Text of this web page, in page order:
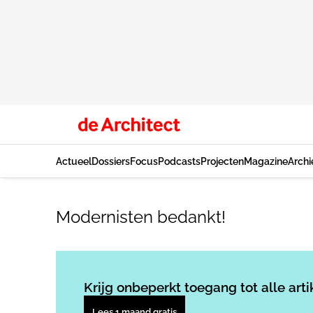
ActueelDossiersFocusPodcastsProjectenMagazine
Modernisten bedankt!
Krijg onbeperkt toegang tot alle